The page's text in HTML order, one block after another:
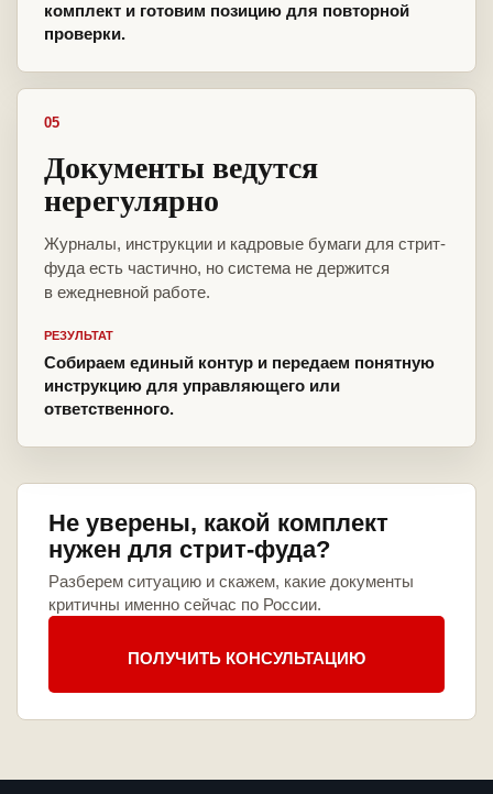
комплект и готовим позицию для повторной
проверки.
05
Документы ведутся
нерегулярно
Журналы, инструкции и кадровые бумаги для стрит-
фуда есть частично, но система не держится
в ежедневной работе.
РЕЗУЛЬТАТ
Собираем единый контур и передаем понятную
инструкцию для управляющего или
ответственного.
Не уверены, какой комплект
нужен для стрит-фуда?
Разберем ситуацию и скажем, какие документы
критичны именно сейчас по России.
ПОЛУЧИТЬ КОНСУЛЬТАЦИЮ